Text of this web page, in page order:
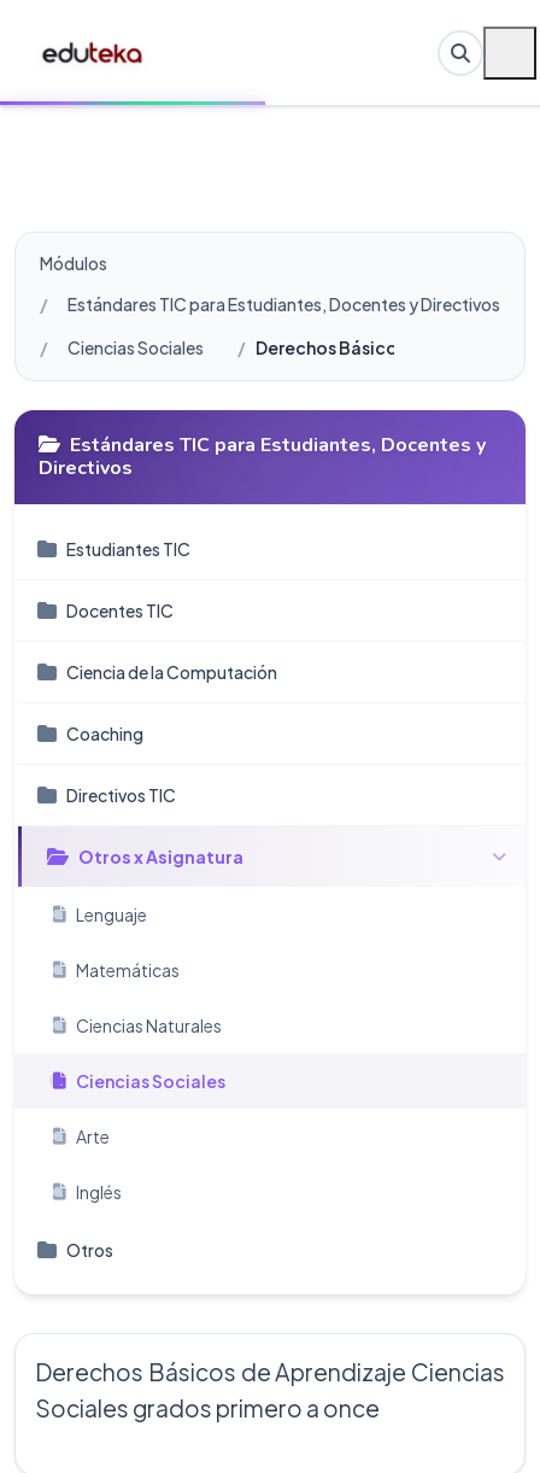
Módulos
Estándares TIC para Estudiantes, Docentes y Directivos
Ciencias Sociales
Derechos Básicos de
Estándares TIC para Estudiantes, Docentes y
Directivos
Estudiantes TIC
Docentes TIC
Ciencia de la Computación
Coaching
Directivos TIC
Otros x Asignatura
Lenguaje
Matemáticas
Ciencias Naturales
Ciencias Sociales
Arte
Inglés
Otros
Derechos Básicos de Aprendizaje Ciencias
Sociales grados primero a once